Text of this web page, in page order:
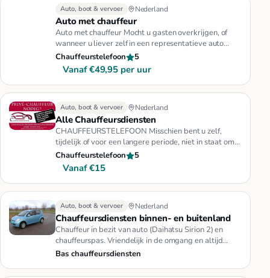
Auto, boot & vervoer Nederland
Auto met chauffeur
Auto met chauffeur Mocht u gasten overkrijgen, of
wanneer u liever zelf in een representatieve auto
vervoerd wilt worden…
Chauffeurstelefoon 5
Vanaf €49,95 per uur
Auto, boot & vervoer Nederland
Alle Chauffeursdiensten
CHAUFFEURSTELEFOON Misschien bent u zelf,
tijdelijk of voor een langere periode, niet in staat om
belangrijke documenten…
Chauffeurstelefoon 5
Vanaf €15
Auto, boot & vervoer Nederland
Chauffeursdiensten binnen- en buitenland
Chauffeur in bezit van auto (Daihatsu Sirion 2) en
chauffeurspas. Vriendelijk in de omgang en altijd
bereid om te helpen…
Bas chauffeursdiensten